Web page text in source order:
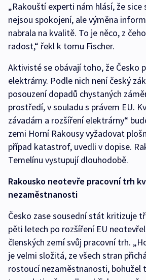
„Rakouští experti nám hlásí, že sice
nejsou spokojení, ale výměna
nabrala na kvalitě. To je něco, z
radost,“ řekl k tomu Fischer.
Aktivisté se obávají toho, že Česko
elektrárny. Podle nich není český
posouzení dopadů chystaných
prostředí, v souladu s právem EU.
závadám a rozšíření elektrárny“
zemi Horní Rakousy vyžadovat
případ katastrof, uvedli v dopise.
Temelínu vystupují dlouhodobě.
Rakousko neotevře pracovní trh
nezaměstnanosti
Česko zase sousední stát kritizuje
pěti letech po rozšíření EU
členských zemí svůj pracovní trh.
je velmi složitá, ze všech stran
rostoucí nezaměstnanosti, bohužel